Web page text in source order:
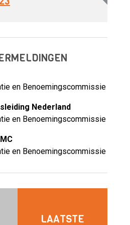
en Benoemingscommissie
Nederland
en Benoemingscommissie
en Benoemingscommissie
LAATSTE